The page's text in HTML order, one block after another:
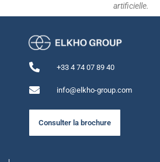
artificielle.
+33 4 74 07 89 40
info@elkho-group.com
Consulter la brochure